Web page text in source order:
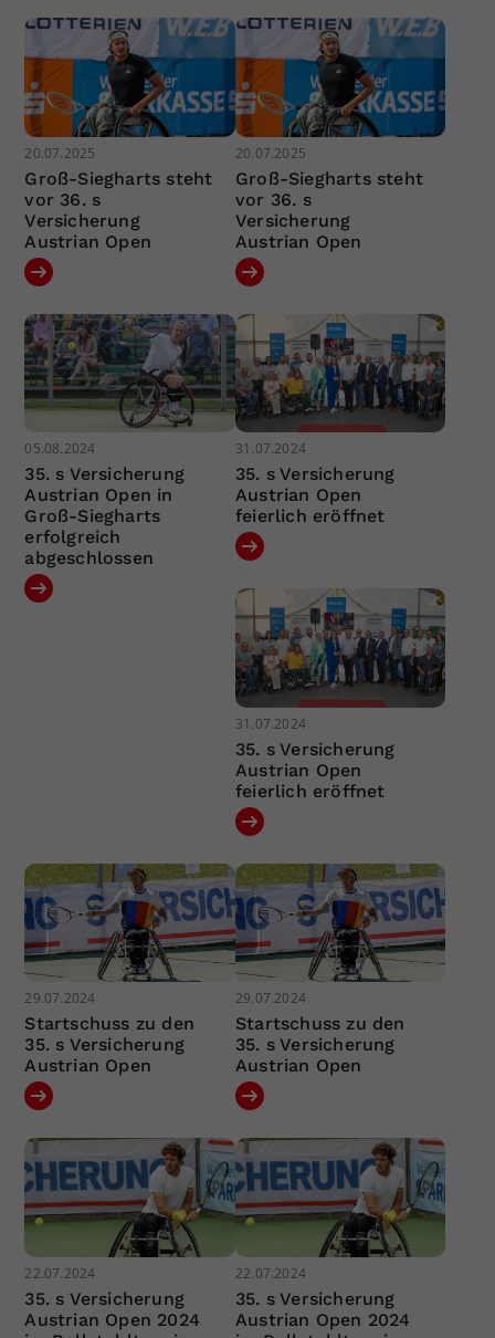
20.07.2025
Groß-Siegharts steht
vor 36. s
Versicherung
Austrian Open
20.07.2025
Groß-Siegharts steht
vor 36. s
Versicherung
Austrian Open
05.08.2024
35. s Versicherung
Austrian Open in
Groß-Siegharts
erfolgreich
abgeschlossen
31.07.2024
35. s Versicherung
Austrian Open
feierlich eröffnet
31.07.2024
35. s Versicherung
Austrian Open
feierlich eröffnet
29.07.2024
Startschuss zu den
35. s Versicherung
Austrian Open
29.07.2024
Startschuss zu den
35. s Versicherung
Austrian Open
22.07.2024
35. s Versicherung
Austrian Open 2024
22.07.2024
35. s Versicherung
Austrian Open 2024